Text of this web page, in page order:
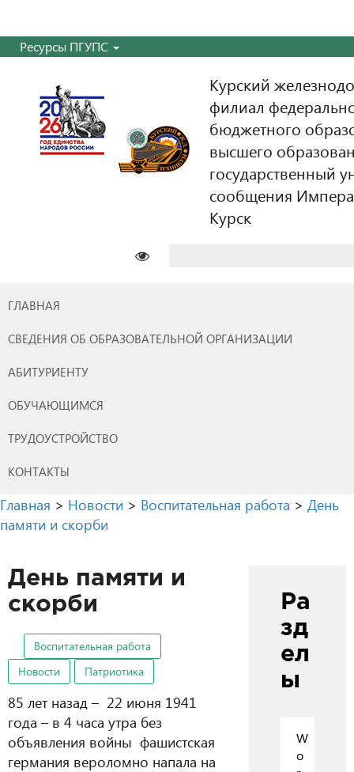
Ресурсы ПГУПС
Курский
филиал
бюджетного
высшего
государственный
сообщения
Курск
ГЛАВНАЯ
СВЕДЕНИЯ ОБ ОБРАЗОВАТЕЛЬНОЙ ОРГАНИЗАЦИИ
АБИТУРИЕНТУ
ОБУЧАЮЩИМСЯ
ТРУДОУСТРОЙСТВО
КОНТАКТЫ
Главная > Новости > Воспитательная работа > День
памяти и скорби
День памяти и
скорби
Воспитательная работа
Новости
Патриотика
85 лет назад – 22 июня 1941
года – в 4 часа утра без
объявления войны фашистская
германия вероломно напала на
Ра
зд
ел
ы
W
o